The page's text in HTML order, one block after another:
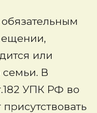
или
семьи. В
УПК РФ во